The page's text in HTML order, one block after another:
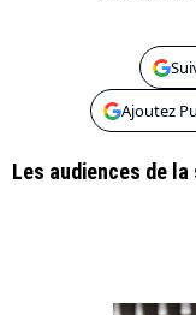
Ajoutez
Les audiences de la